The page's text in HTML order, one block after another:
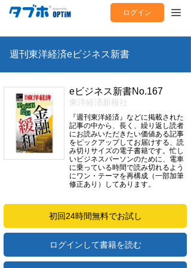
ログイン
週刊東洋経済eビジネス新書
eビジネス新書No.167
東洋経済新報社
『週刊東洋経済』などに掲載された
記事の中から、長く、繰り返し読者
にお読みいただきたい価値ある記事
をピックアップしてお届けする、読
み切りサイズの電子書籍です。忙し
いビジネスパーソンのために、電車
に乗っている時間で読み切れるよう
にワン・テーマを再構成（一部加筆
修正あり）してあります。
初回24時間無料でお試し
ログインして書籍を読む